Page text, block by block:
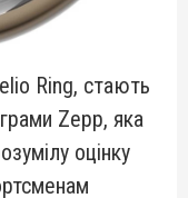
Ring, стають
Zepp, яка
оцінку